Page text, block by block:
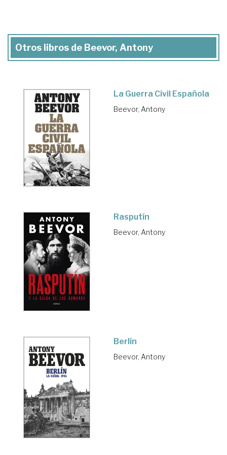
Otros libros de Beevor, Antony
La Guerra Civil Española
Beevor, Antony
Rasputín
Beevor, Antony
Berlín
Beevor, Antony